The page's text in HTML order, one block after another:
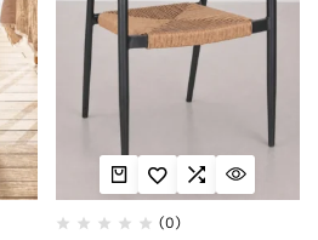
(0)